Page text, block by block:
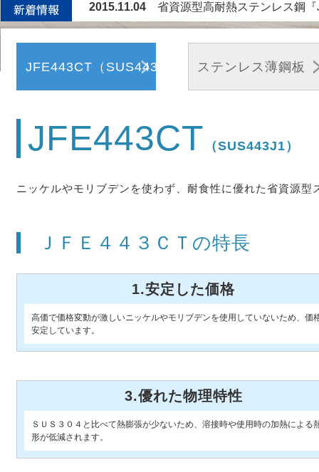
2015.11.04
省資源型高耐熱ステンレス鋼
2015.01.14
世界最高精度0.01％レベルの炭素
2014.11.10
省資源型高耐熱ステンレス鋼
2014.07.14
省資源型高耐熱ステンレス鋼
2014.04.03
省資源型高耐熱ステンレス鋼
2013.03
国土交通省公共建築工事『標準仕
JFE443CT（SUS443J1） ステンレス薄鋼板
JFE443CT （SUS443J1）
ニッケルやモリブデンを使わず、耐食性に優れた省資源型
ＪＦＥ４４３ＣＴの特長
1.安定した価格
高価で価格変動が激しいニッケルやモリブデンを使用していないため、価
安定しています。
3.優れた物理特性
ＳＵＳ３０４と比べて熱膨張が少ないため、溶接時や使用時の加熱による
形が低減されます。